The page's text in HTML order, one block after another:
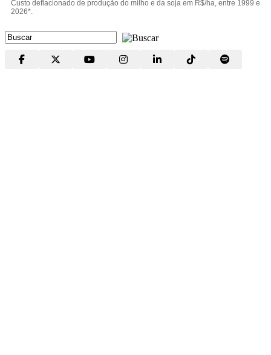
Custo deflacionado de produção do milho e da soja em R$/ha, entre 1999 e
2026*.